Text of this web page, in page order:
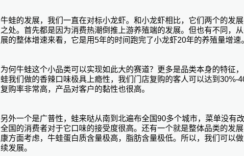
牛蛙的发展，我们一直在对标小龙虾。和小龙虾相比，它们两个的发
之处。首先都是因为消费热潮倒推上游养殖端的发展。但也有不同，
展的整体增速来看，它是用5年的时间跑完了小龙虾20年的养殖量增速
为何牛蛙这个小品类可以实现如此大的赛道？更多是品类本身的特征
蛙我们做的香辣口味极具上瘾性，我们门店复购的客人可以达到30%-
复购率非常高，产品对客户的黏性也很高。
另外一个是广普性，蛙来哒从南到北遍布全国90多个城市，菜单没有
全国的消费者对于它口味的接受度很高。还有一个就是整体品类的发
康方面考虑，牛蛙蛋白质含量极高，脂肪含量极低。所以，我们可以
续发展。